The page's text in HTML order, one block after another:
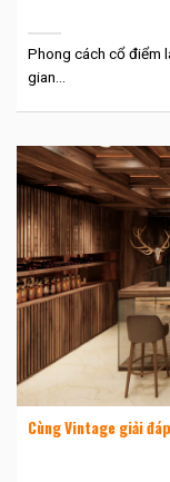
Phong cách cổ điểm
gian...
Cùng Vintage giải